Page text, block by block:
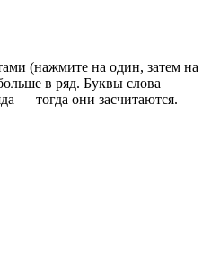
(нажмите на один, затем на
в ряд. Буквы слова
— тогда они засчитаются.